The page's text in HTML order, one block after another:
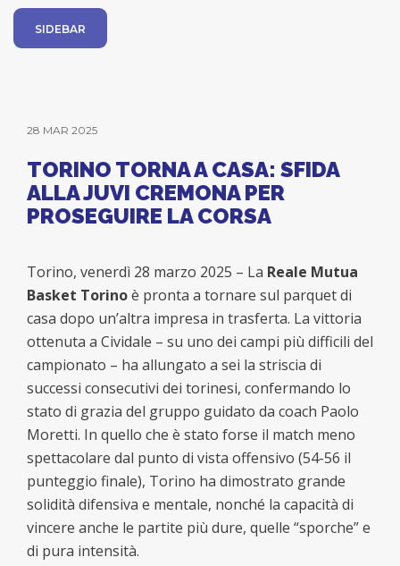
SIDEBAR
28 MAR 2025
TORINO TORNA A CASA: SFIDA
ALLA JUVI CREMONA PER
PROSEGUIRE LA CORSA
Torino, venerdì 28 marzo 2025 – La Reale Mutua
Basket Torinoè pronta a tornare sul parquet di
casa dopo un’altra impresa in trasferta. La vittoria
ottenuta a Cividale – su uno dei campi più difficili del
campionato – ha allungato a sei la striscia di
successi consecutivi dei torinesi, confermando lo
stato di grazia del gruppo guidato da coach Paolo
Moretti. In quello che è stato forse il match meno
spettacolare dal punto di vista offensivo (54-56 il
punteggio finale), Torino ha dimostrato grande
solidità difensiva e mentale, nonché la capacità di
vincere anche le partite più dure, quelle “sporche” e
di pura intensità.